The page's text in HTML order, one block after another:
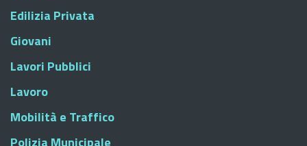
Edilizia Privata
Giovani
Lavori Pubblici
Lavoro
Mobilità e Traffico
Polizia Municipale